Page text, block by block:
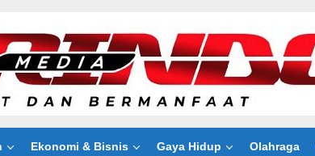
Ekonomi & Bisnis Gaya Hidup Olahraga